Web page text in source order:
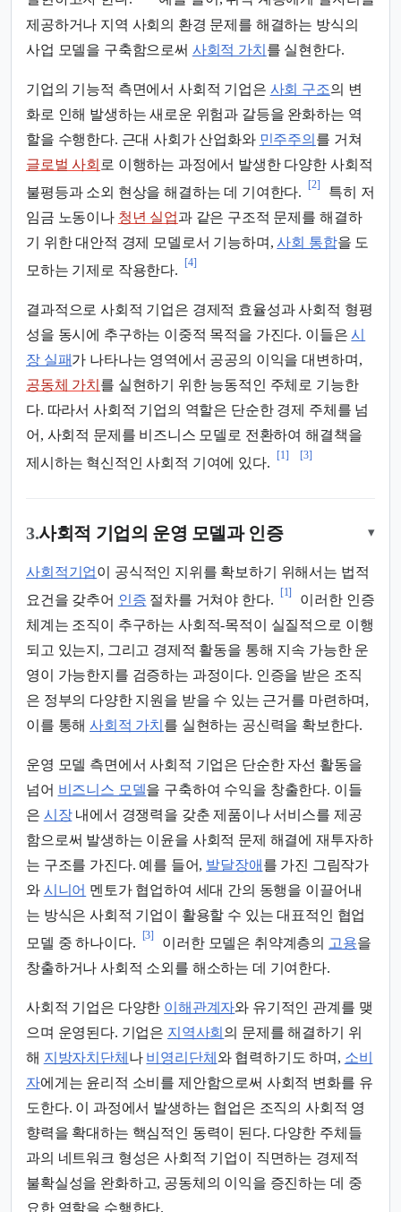
제공하거나 지역 사회의 환경 문제를 해결하는 방식의
사업 모델을 구축함으로써 사회적 가치 를 실현한다.
기업의 기능적 측면에서 사회적 기업은 사회 구조의 변
화로 인해 발생하는 새로운 위험과 갈등을 완화하는 역
할을 수행한다. 근대 사회가 산업화와 민주주의 를 거쳐
글로벌 사회 로 이행하는 과정에서 발생한 다양한 사회적
불평등과 소외 현상을 해결하는 데 기여한다.
[2]
특히 저
임금 노동이나 청년 실업과 같은 구조적 문제를 해결하
기 위한 대안적 경제 모델로서 기능하며,사회 통합을 도
모하는 기제로 작용한다.
[4]
결과적으로 사회적 기업은 경제적 효율성과 사회적 형평
성을 동시에 추구하는 이중적 목적을 가진다. 이들은시
장 실패가 나타나는 영역에서 공공의 이익을 대변하며,
공동체 가치 를 실현하기 위한 능동적인 주체로 기능한
다. 따라서 사회적 기업의 역할은 단순한 경제 주체를 넘
어, 사회적 문제를 비즈니스 모델로 전환하여 해결책을
제시하는 혁신적인 사회적 기여에 있다.
[1] [3]
3.사회적 기업의 운영 모델과 인증 ▾
사회적기업이 공식적인 지위를 확보하기 위해서는 법적
요건을 갖추어 인증 절차를 거쳐야 한다.
[1]
이러한 인증
체계는 조직이 추구하는 사회적-목적이 실질적으로 이행
되고 있는지, 그리고 경제적 활동을 통해 지속 가능한 운
영이 가능한지를 검증하는 과정이다. 인증을 받은 조직
은 정부의 다양한 지원을 받을 수 있는 근거를 마련하며,
이를 통해사회적 가치 를 실현하는 공신력을 확보한다.
운영 모델 측면에서 사회적 기업은 단순한 자선 활동을
넘어 비즈니스 모델을 구축하여 수익을 창출한다. 이들
은 시장내에서 경쟁력을 갖춘 제품이나 서비스를 제공
함으로써 발생하는 이윤을 사회적 문제 해결에 재투자하
는 구조를 가진다. 예를 들어, 발달장애 를 가진 그림작가
와 시니어 멘토가 협업하여 세대 간의 동행을 이끌어내
는 방식은 사회적 기업이 활용할 수 있는 대표적인 협업
모델 중 하나이다.
[3]
이러한 모델은 취약계층의 고용을
창출하거나 사회적 소외를 해소하는 데 기여한다.
사회적 기업은 다양한 이해관계자와 유기적인 관계를 맺
으며 운영된다. 기업은 지역사회 의 문제를 해결하기 위
해 지방자치단체 나 비영리단체 와 협력하기도 하며, 소비
자에게는 윤리적 소비를 제안함으로써 사회적 변화를 유
도한다. 이 과정에서 발생하는 협업은 조직의 사회적 영
향력을 확대하는 핵심적인 동력이 된다. 다양한 주체들
과의 네트워크 형성은 사회적 기업이 직면하는 경제적
불확실성을 완화하고, 공동체의 이익을 증진하는 데 중
요한 역할을 수행한다.